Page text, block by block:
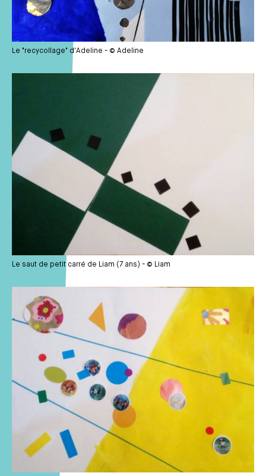
Le "recycollage" d'Adeline - © Adeline
Le saut de petit carré de Liam (7 ans) - © Liam